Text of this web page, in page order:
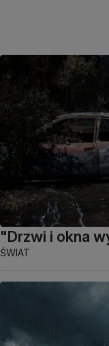
"Drzwi i okna
ŚWIAT